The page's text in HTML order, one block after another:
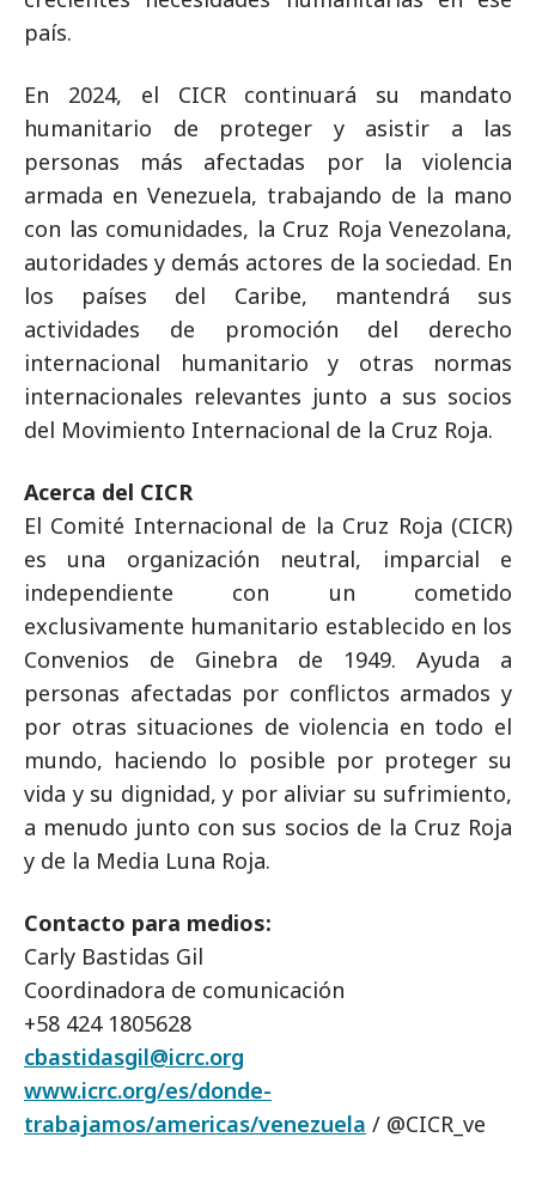
país.
En 2024, el CICR continuará su mandato
humanitario de proteger y asistir a las
personas más afectadas por la violencia
armada en Venezuela, trabajando de la mano
con las comunidades, la Cruz Roja Venezolana,
autoridades y demás actores de la sociedad. En
los países del Caribe, mantendrá sus
actividades de promoción del derecho
internacional humanitario y otras normas
internacionales relevantes junto a sus socios
del Movimiento Internacional de la Cruz Roja.
Acerca del CICR
El Comité Internacional de la Cruz Roja (CICR)
es una organización neutral, imparcial e
independiente con un cometido
exclusivamente humanitario establecido en los
Convenios de Ginebra de 1949. Ayuda a
personas afectadas por conflictos armados y
por otras situaciones de violencia en todo el
mundo, haciendo lo posible por proteger su
vida y su dignidad, y por aliviar su sufrimiento,
a menudo junto con sus socios de la Cruz Roja
y de la Media Luna Roja.
Contacto para medios:
Carly Bastidas Gil
Coordinadora de comunicación
+58 424 1805628
cbastidasgil@icrc.org
www.icrc.org/es/donde-
trabajamos/americas/venezuela / @CICR_ve